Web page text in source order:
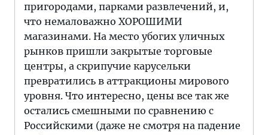
пригородами, парками развлечений, и,
что немаловажно ХОРОШИМИ
магазинами. На место убогих уличных
рынков пришли закрытые торговые
центры, а скрипучие карусельки
превратились в аттракционы мирового
уровня. Что интересно, цены все так же
остались смешными по сравнению с
Российскими (даже не смотря на падение